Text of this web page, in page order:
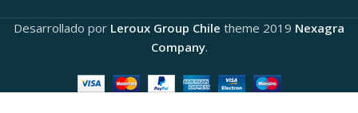
Desarrollado por Leroux Group Chile theme 2019 Nexagra
Company.